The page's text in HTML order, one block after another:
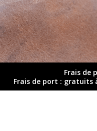
Frais de
Frais de port : gratuits